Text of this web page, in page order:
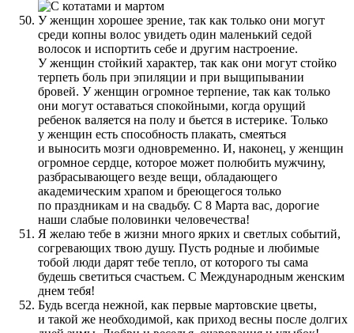
У женщин хорошее зрение, так как только они могут
среди копны волос увидеть один маленький седой
волосок и испортить себе и другим настроение.
У женщин стойкий характер, так как они могут стойко
терпеть боль при эпиляции и при выщипывании
бровей. У женщин огромное терпение, так как только
они могут оставаться спокойными, когда орущий
ребенок валяется на полу и бьется в истерике. Только
у женщин есть способность плакать, смеяться
и выносить мозги одновременно. И, наконец, у женщин
огромное сердце, которое может полюбить мужчину,
разбрасывающего везде вещи, обладающего
академическим храпом и бреющегося только
по праздникам и на свадьбу. С 8 Марта вас, дорогие
наши слабые половинки человечества!
Я желаю тебе в жизни много ярких и светлых событий,
согревающих твою душу. Пусть родные и любимые
тобой люди дарят тебе тепло, от которого ты сама
будешь светиться счастьем. С Международным женским
днем тебя!
Будь всегда нежной, как первые мартовские цветы,
и такой же необходимой, как приход весны после долгих